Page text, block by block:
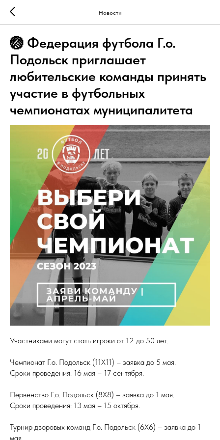
Новости
🏐 Федерация футбола Г.о.
Подольск приглашает
любительские команды принять
участие в футбольных
чемпионатах муниципалитета
Участниками могут стать игроки от 12 до 50 лет.
Чемпионат Г.о. Подольск (11Х11) – заявка до 5 мая.
Сроки проведения: 16 мая – 17 сентября.
Первенство Г.о. Подольск (8Х8) – заявка до 1 мая.
Сроки проведения: 13 мая – 15 октября.
Турнир дворовых команд Г.о. Подольск (6Х6) – заявка до 1
мая.